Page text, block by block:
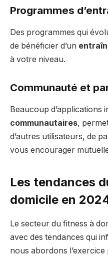
Programmes
Des programmes qui
de bénéficier d’un
à votre niveau.
Communauté et
Beaucoup d’applications
communautaires,
d’autres utilisateurs, de
vous encourager
Les tendances
domicile en
Le secteur du fitness à
avec des tendances qui
nous abordons l’exercice